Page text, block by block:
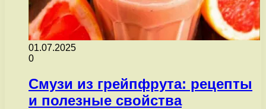
01.07.2025
0
Смузи из грейпфрута: рецепты
и полезные свойства